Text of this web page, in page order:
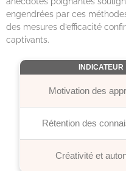
engendrées par ces
des mesures d’efficacité
captivants.
INDICATEUR
Motivation des
Rétention des
Créativité et